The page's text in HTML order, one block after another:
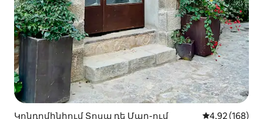
Կոնդոմինիում Տոսա դե Մար-ում Միջին
4,92 (168)